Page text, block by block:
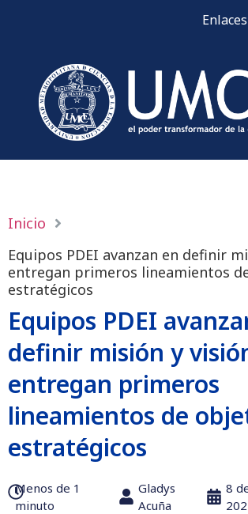
Inicio
Equipos PDEI avanzan en definir
entregan primeros lineamientos
estratégicos
Equipos PDEI
definir misión y
entregan primeros
lineamientos de
estratégicos
Menos de 1
minuto
Gladys
Acuña
8